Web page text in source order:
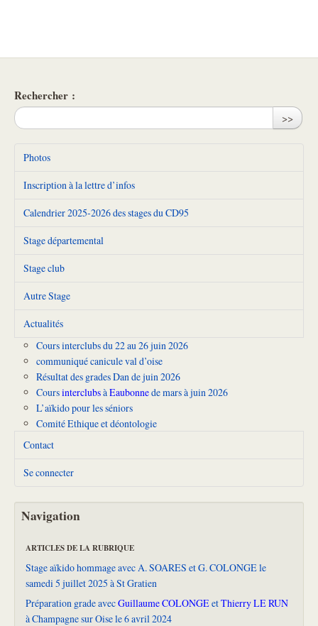
Rechercher :
>>
Photos
Inscription à la lettre d’infos
Calendrier 2025-2026 des stages du CD95
Stage départemental
Stage club
Autre Stage
Actualités
Cours interclubs du 22 au 26 juin 2026
communiqué canicule val d’oise
Résultat des grades Dan de juin 2026
CoursinterclubsàEaubonnede mars à juin 2026
L’aïkido pour les séniors
Comité Ethique et déontologie
Contact
Se connecter
Navigation
ARTICLES DE LA RUBRIQUE
Stage aïkido hommage avec A. SOARES et G. COLONGE le
samedi 5 juillet 2025 à St Gratien
Préparation grade avecGuillaume COLONGEetThierry LE RUN
à Champagne sur Oise le 6 avril 2024